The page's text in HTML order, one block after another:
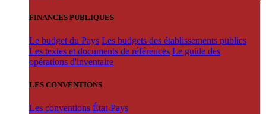
FINANCES PUBLIQUES
Le budget du Pays Les budgets des établissements publics
Les textes et documents de références Le guide des
opérations d'inventaire
LES CONVENTIONS
Les conventions État-Pays